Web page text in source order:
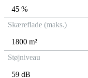
45 %
Skæreflade (maks.)
1800 m²
Støjniveau
59 dB